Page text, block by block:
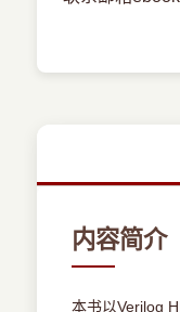
内容简介
本书以Verilog